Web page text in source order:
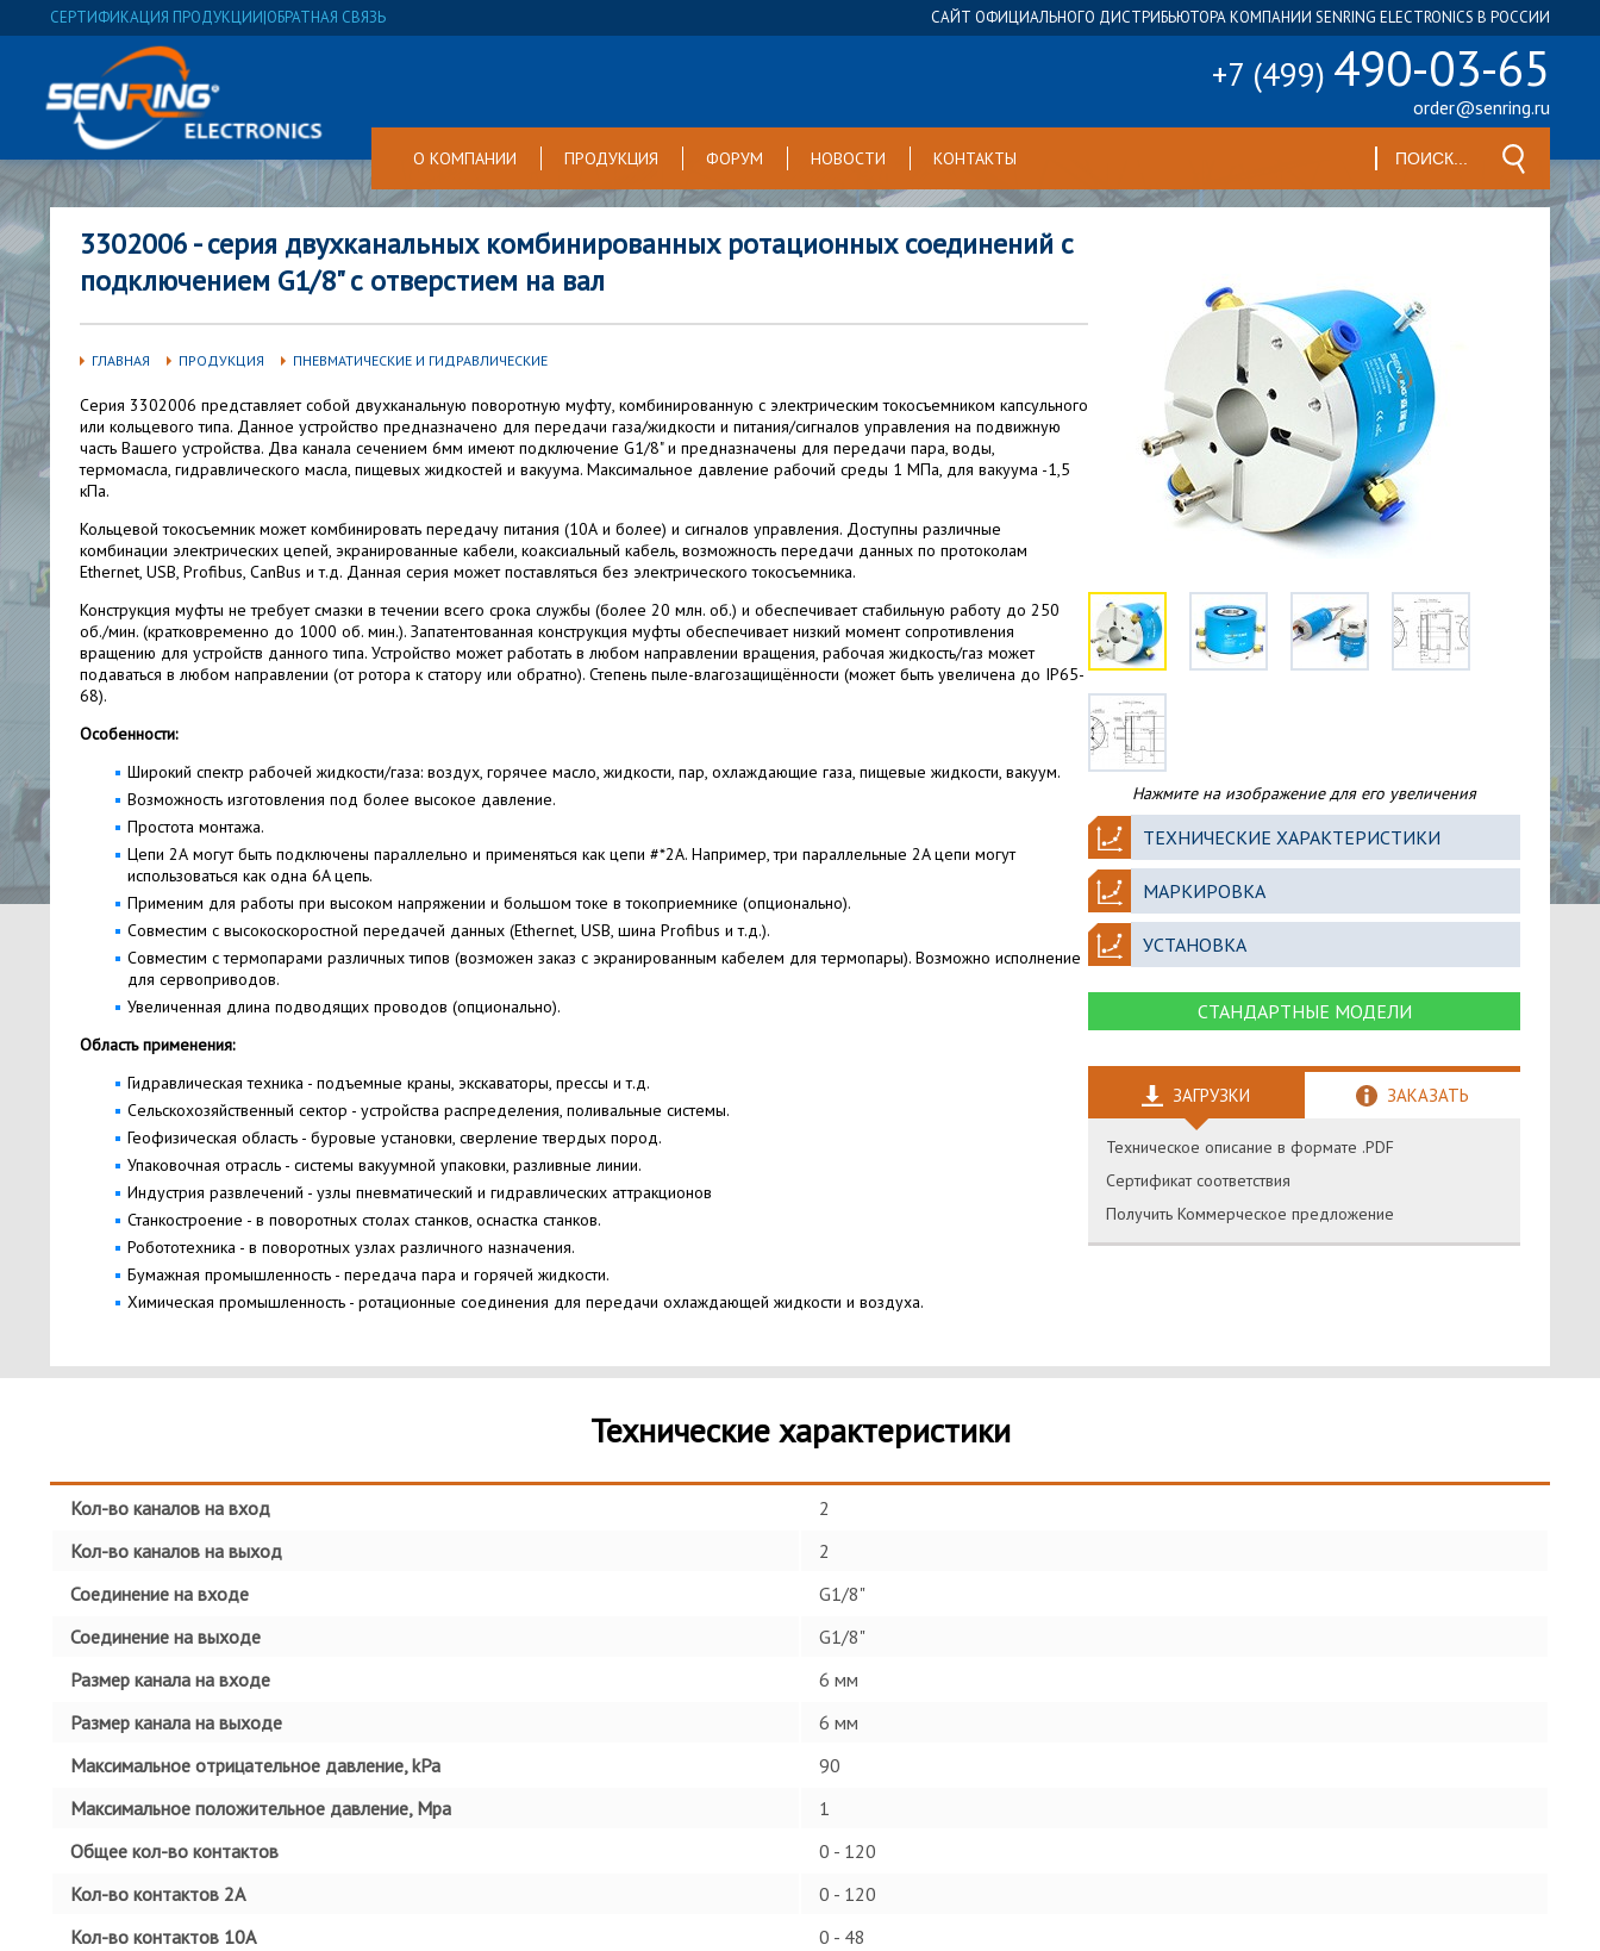
СЕРТИФИКАЦИЯ ПРОДУКЦИИ|ОБРАТНАЯ СВЯЗЬ САЙТ ОФИЦИАЛЬНОГО ДИСТРИБЬЮТОРА КОМПАНИИ SENRING ELECTRONICS В РОССИИ
+7 (499) 490-03-65
order@senring.ru
О КОМПАНИИ ПРОДУКЦИЯ ФОРУМ НОВОСТИ КОНТАКТЫ
3302006 - серия двухканальных комбинированных ротационных соединений с
подключением G1/8" с отверстием на вал
ГЛАВНАЯ ПРОДУКЦИЯ ПНЕВМАТИЧЕСКИЕ И ГИДРАВЛИЧЕСКИЕ
Серия 3302006 представляет собой двухканальную поворотную муфту, комбинированную с электрическим токосъемником капсульного
или кольцевого типа. Данное устройство предназначено для передачи газа/жидкости и питания/сигналов управления на подвижную
часть Вашего устройства. Два канала сечением 6мм имеют подключение G1/8" и предназначены для передачи пара, воды,
термомасла, гидравлического масла, пищевых жидкостей и вакуума. Максимальное давление рабочий среды 1 МПа, для вакуума -1,5
кПа.
Кольцевой токосъемник может комбинировать передачу питания (10А и более) и сигналов управления. Доступны различные
комбинации электрических цепей, экранированные кабели, коаксиальный кабель, возможность передачи данных по протоколам
Ethernet, USB, Profibus, CanBus и т.д. Данная серия может поставляться без электрического токосъемника.
Конструкция муфты не требует смазки в течении всего срока службы (более 20 млн. об.) и обеспечивает стабильную работу до 250
об./мин. (кратковременно до 1000 об. мин.). Запатентованная конструкция муфты обеспечивает низкий момент сопротивления
вращению для устройств данного типа. Устройство может работать в любом направлении вращения, рабочая жидкость/газ может
подаваться в любом направлении (от ротора к статору или обратно). Степень пыле-влагозащищённости (может быть увеличена до IP65-
68).
Особенности:
Широкий спектр рабочей жидкости/газа: воздух, горячее масло, жидкости, пар, охлаждающие газа, пищевые жидкости, вакуум.
Возможность изготовления под более высокое давление.
Простота монтажа.
Цепи 2А могут быть подключены параллельно и применяться как цепи #*2A. Например, три параллельные 2A цепи могут
использоваться как одна 6A цепь.
Применим для работы при высоком напряжении и большом токе в токоприемнике (опционально).
Совместим с высокоскоростной передачей данных (Ethernet, USB, шина Profibus и т.д.).
Совместим с термопарами различных типов (возможен заказ с экранированным кабелем для термопары). Возможно исполнение
для сервоприводов.
Увеличенная длина подводящих проводов (опционально).
Область применения:
Гидравлическая техника - подъемные краны, экскаваторы, прессы и т.д.
Сельскохозяйственный сектор - устройства распределения, поливальные системы.
Геофизическая область - буровые установки, сверление твердых пород.
Упаковочная отрасль - системы вакуумной упаковки, разливные линии.
Индустрия развлечений - узлы пневматический и гидравлических аттракционов
Станкостроение - в поворотных столах станков, оснастка станков.
Робототехника - в поворотных узлах различного назначения.
Бумажная промышленность - передача пара и горячей жидкости.
Химическая промышленность - ротационные соединения для передачи охлаждающей жидкости и воздуха.
Нажмите на изображение для его увеличения
ТЕХНИЧЕСКИЕ ХАРАКТЕРИСТИКИ
МАРКИРОВКА
УСТАНОВКА
СТАНДАРТНЫЕ МОДЕЛИ
ЗАГРУЗКИ ЗАКАЗАТЬ
Техническое описание в формате .PDF
Сертификат соответствия
Получить Коммерческое предложение
Технические характеристики
Кол-во каналов на вход
2
Кол-во каналов на выход
2
Соединение на входе
G1/8"
Соединение на выходе
G1/8"
Размер канала на входе
6 мм
Размер канала на выходе
6 мм
Максимальное отрицательное давление, kPa
90
Максимальное положительное давление, Mpa
1
Общее кол-во контактов
0 - 120
Кол-во контактов 2А
0 - 120
Кол-во контактов 10А
0 - 48